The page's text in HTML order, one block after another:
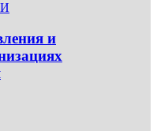
и